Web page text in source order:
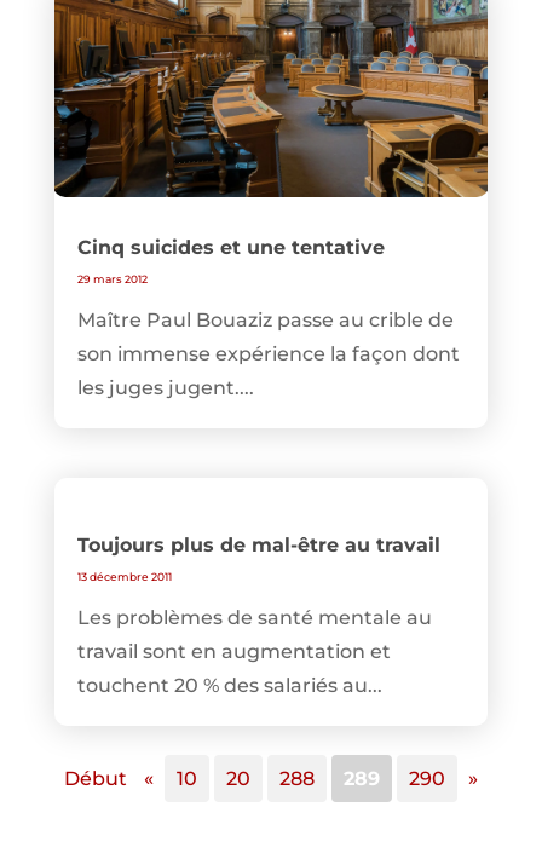
Cinq suicides et une tentative
29 mars 2012
Maître Paul Bouaziz passe au crible de
son immense expérience la façon dont
les juges jugent....
Toujours plus de mal-être au travail
13 décembre 2011
Les problèmes de santé mentale au
travail sont en augmentation et
touchent 20 % des salariés au...
Début « 10 20 288 289 290 »